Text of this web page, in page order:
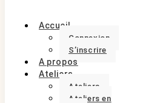
Accueil
Connexion
S’inscrire
A propos
Ateliers
Ateliers
Ateliers en